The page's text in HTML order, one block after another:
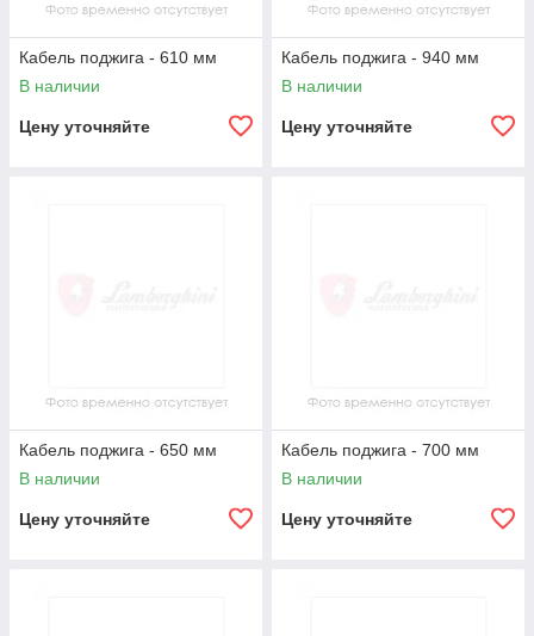
Кабель поджига - 610 мм
В наличии
Цену уточняйте
Кабель поджига - 940 мм
В наличии
Цену уточняйте
Кабель поджига - 650 мм
В наличии
Цену уточняйте
Кабель поджига - 700 мм
В наличии
Цену уточняйте